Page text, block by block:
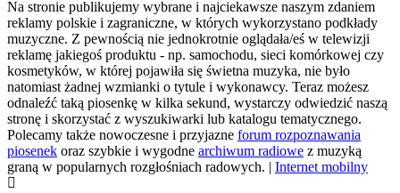
Na stronie publikujemy wybrane i najciekawsze naszym zdaniem
reklamy polskie i zagraniczne, w których wykorzystano podkłady
muzyczne. Z pewnością nie jednokrotnie oglądała/eś w telewizji
reklamę jakiegoś produktu - np. samochodu, sieci komórkowej czy
kosmetyków, w której pojawiła się świetna muzyka, nie było
natomiast żadnej wzmianki o tytule i wykonawcy. Teraz możesz
odnaleźć taką piosenkę w kilka sekund, wystarczy odwiedzić naszą
stronę i skorzystać z wyszukiwarki lub katalogu tematycznego.
Polecamy także nowoczesne i przyjazne forum rozpoznawania
piosenek oraz szybkie i wygodne archiwum radiowe z muzyką
graną w popularnych rozgłośniach radowych. | Internet mobilny